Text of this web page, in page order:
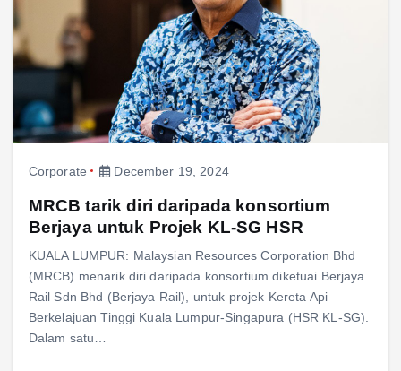
Corporate December 19, 2024
MRCB tarik diri daripada konsortium
Berjaya untuk Projek KL-SG HSR
KUALA LUMPUR: Malaysian Resources Corporation Bhd
(MRCB) menarik diri daripada konsortium diketuai Berjaya
Rail Sdn Bhd (Berjaya Rail), untuk projek Kereta Api
Berkelajuan Tinggi Kuala Lumpur-Singapura (HSR KL-SG).
Dalam satu…